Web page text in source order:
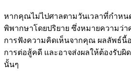
หากคุณไม่ไปศาลตามวันเวลาที่กำหน
พิพากษาโดยปริยาย ซึ่งหมายความว่
การฟังความคิดเห็นจากคุณ ผลลัพธ์นี้
การต่อสู้คดี และอาจส่งผลให้ต้องรับ
นั้นๆ